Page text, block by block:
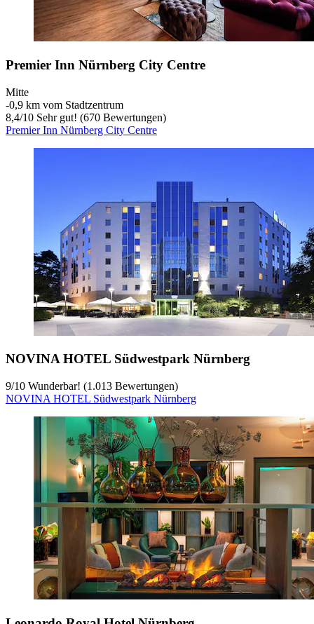
Premier Inn Nürnberg City Centre
Mitte
‐0,9 km vom Stadtzentrum
8,4/10 Sehr gut! (670 Bewertungen)
Premier Inn Nürnberg City Centre
NOVINA HOTEL Südwestpark Nürnberg
9/10 Wunderbar! (1.013 Bewertungen)
NOVINA HOTEL Südwestpark Nürnberg